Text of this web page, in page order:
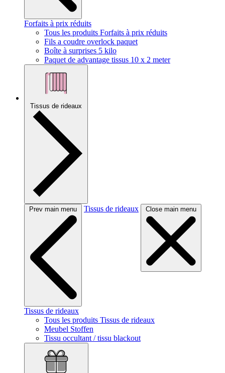
Forfaits à prix réduits
Tous les produits Forfaits à prix réduits
Fils a coudre overlock paquet
Boîte à surprises 5 kilo
Paquet de advantage tissus 10 x 2 meter
Tissus de rideaux
Prev main menu Tissus de rideaux Close main menu
Tissus de rideaux
Tous les produits Tissus de rideaux
Meubel Stoffen
Tissu occultant / tissu blackout